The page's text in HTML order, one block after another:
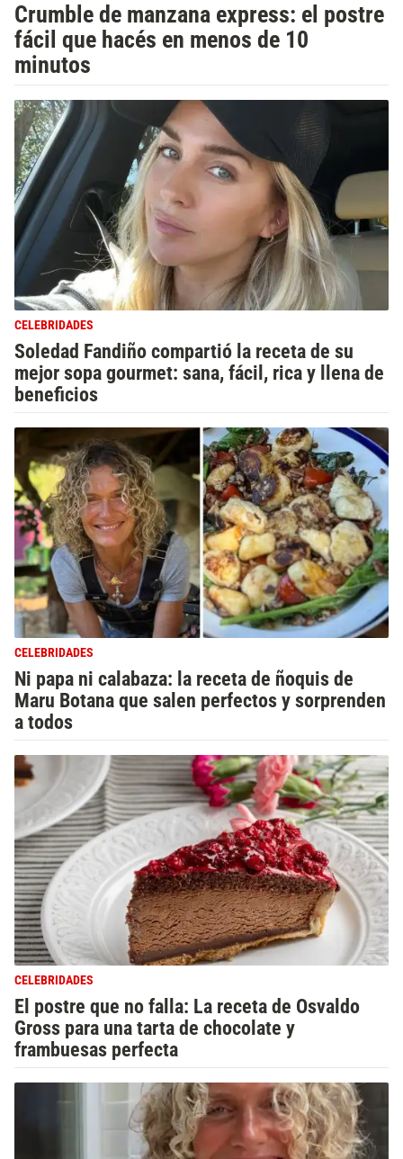
Crumble de manzana express: el postre
fácil que hacés en menos de 10
minutos
CELEBRIDADES
Soledad Fandiño compartió la receta de su
mejor sopa gourmet: sana, fácil, rica y llena de
beneficios
CELEBRIDADES
Ni papa ni calabaza: la receta de ñoquis de
Maru Botana que salen perfectos y sorprenden
a todos
CELEBRIDADES
El postre que no falla: La receta de Osvaldo
Gross para una tarta de chocolate y
frambuesas perfecta